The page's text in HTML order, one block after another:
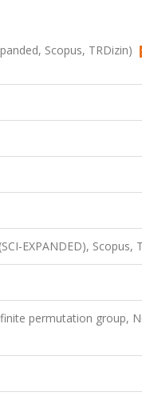
Scopus, TRDizin)
EXPANDED), Scopus,
permutation group,